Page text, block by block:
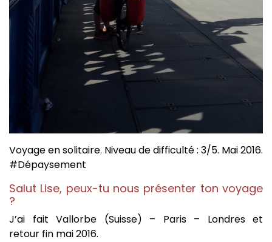
Voyage en solitaire. Niveau de difficulté : 3/5. Mai 2016.
#Dépaysement
Salut Lise, peux-tu nous présenter ton voyage
?
J’ai fait Vallorbe (Suisse) – Paris – Londres et
retour fin mai 2016.